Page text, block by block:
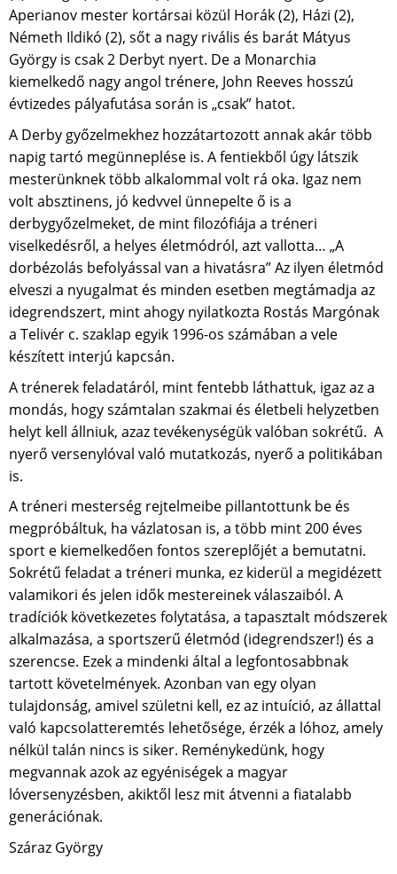
Aperianov mester kortársai közül Horák (2), Házi (2),
Németh Ildikó (2), sőt a nagy rivális és barát Mátyus
György is csak 2 Derbyt nyert. De a Monarchia
kiemelkedő nagy angol trénere, John Reeves hosszú
évtizedes pályafutása során is „csak” hatot.
A Derby győzelmekhez hozzátartozott annak akár több
napig tartó megünneplése is. A fentiekből úgy látszik
mesterünknek több alkalommal volt rá oka. Igaz nem
volt absztinens, jó kedvvel ünnepelte ő is a
derbygyőzelmeket, de mint filozófiája a tréneri
viselkedésről, a helyes életmódról, azt vallotta… „A
dorbézolás befolyással van a hivatásra” Az ilyen életmód
elveszi a nyugalmat és minden esetben megtámadja az
idegrendszert, mint ahogy nyilatkozta Rostás Margónak
a Telivér c. szaklap egyik 1996-os számában a vele
készített interjú kapcsán.
A trénerek feladatáról, mint fentebb láthattuk, igaz az a
mondás, hogy számtalan szakmai és életbeli helyzetben
helyt kell állniuk, azaz tevékenységük valóban sokrétű. A
nyerő versenylóval való mutatkozás, nyerő a politikában
is.
A tréneri mesterség rejtelmeibe pillantottunk be és
megpróbáltuk, ha vázlatosan is, a több mint 200 éves
sport e kiemelkedően fontos szereplőjét a bemutatni.
Sokrétű feladat a tréneri munka, ez kiderül a megidézett
valamikori és jelen idők mestereinek válaszaiból. A
tradíciók következetes folytatása, a tapasztalt módszerek
alkalmazása, a sportszerű életmód (idegrendszer!) és a
szerencse. Ezek a mindenki által a legfontosabbnak
tartott követelmények. Azonban van egy olyan
tulajdonság, amivel születni kell, ez az intuíció, az állattal
való kapcsolatteremtés lehetősége, érzék a lóhoz, amely
nélkül talán nincs is siker. Reménykedünk, hogy
megvannak azok az egyéniségek a magyar
lóversenyzésben, akiktől lesz mit átvenni a fiatalabb
generációnak.
Száraz György